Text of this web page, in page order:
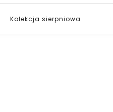
Kolekcja sierpniowa